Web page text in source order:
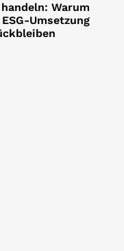
Warum
Umsetzung